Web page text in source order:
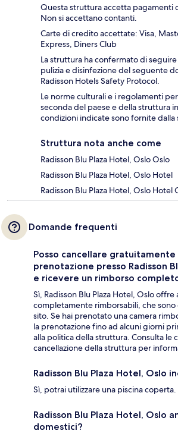
Questa struttura accetta pagamenti
Non si accettano contanti.
Carte di credito accettate: Visa,
Express, Diners Club
La struttura ha confermato di
pulizia e disinfezione del seguente
Radisson Hotels Safety Protocol.
Le norme culturali e i regolamenti
seconda del paese e della struttura
condizioni indicate sono fornite dalla
Struttura nota anche come
Radisson Blu Plaza Hotel, Oslo Oslo
Radisson Blu Plaza Hotel, Oslo Hotel
Radisson Blu Plaza Hotel, Oslo Hotel
Domande frequenti
Posso cancellare gratuitamente
prenotazione presso Radisson
e ricevere un rimborso
Sì, Radisson Blu Plaza Hotel, Oslo
completamente rimborsabili, che
sito. Se hai prenotato una camera
la prenotazione fino ad alcuni giorni
alla politica della struttura. Consulta le
cancellazione della struttura per
Radisson Blu Plaza Hotel, Oslo
Sì, potrai utilizzare una piscina coperta.
Radisson Blu Plaza Hotel, Oslo
domestici?